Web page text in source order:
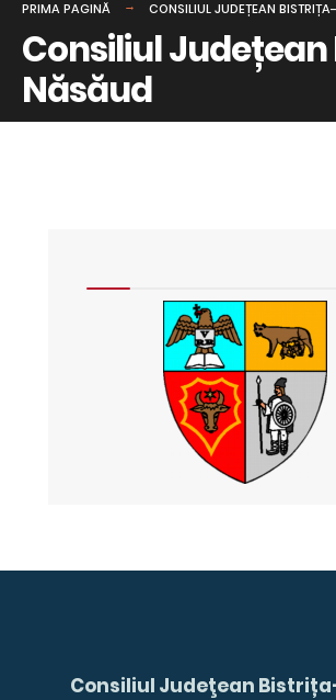
PRIMA PAGINĂ CONSILIUL JUDEȚEAN
Consiliul
Năsăud
Consiliul Judeţean